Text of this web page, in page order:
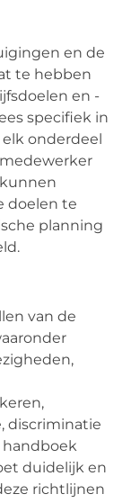
en de
te hebben
en -
specifiek in
onderdeel
doelen te
planning
van de
discriminatie
handboek
duidelijk en
richtlijnen